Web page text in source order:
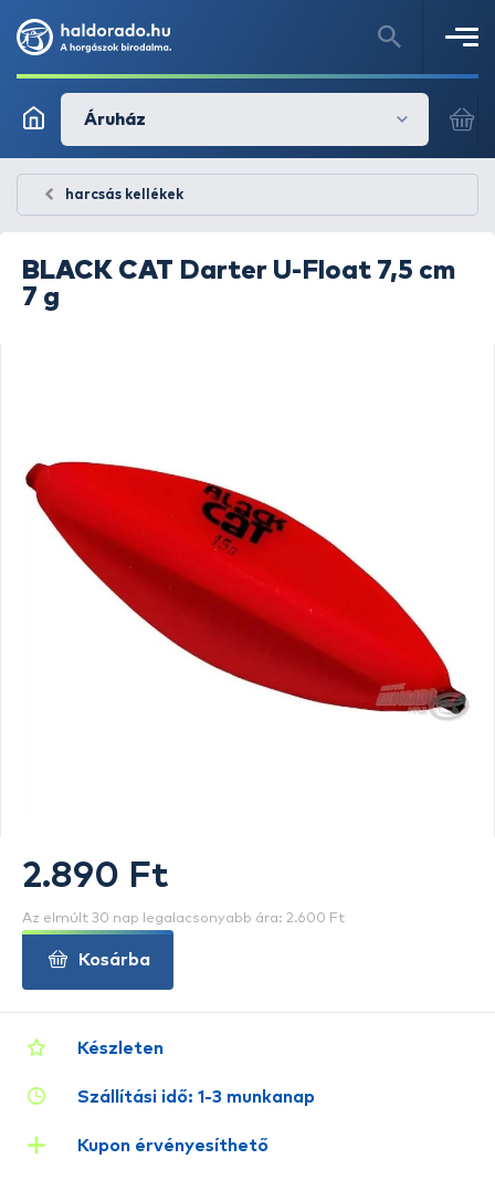
Áruház
harcsás kellékek
BLACK CAT Darter U-Float 7,5 cm
7 g
Készleten
Szállítási idő: 1-3 munkanap
Kupon érvényesíthető
2.890 Ft
Az elmúlt 30 nap legalacsonyabb ára: 2.600 Ft
Kosárba